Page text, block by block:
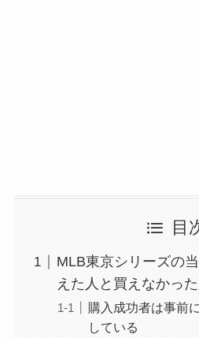
目
MLB東京シリーズの
えた人と買えなかっ
購入成功者は事前
している